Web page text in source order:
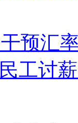
预汇
工讨